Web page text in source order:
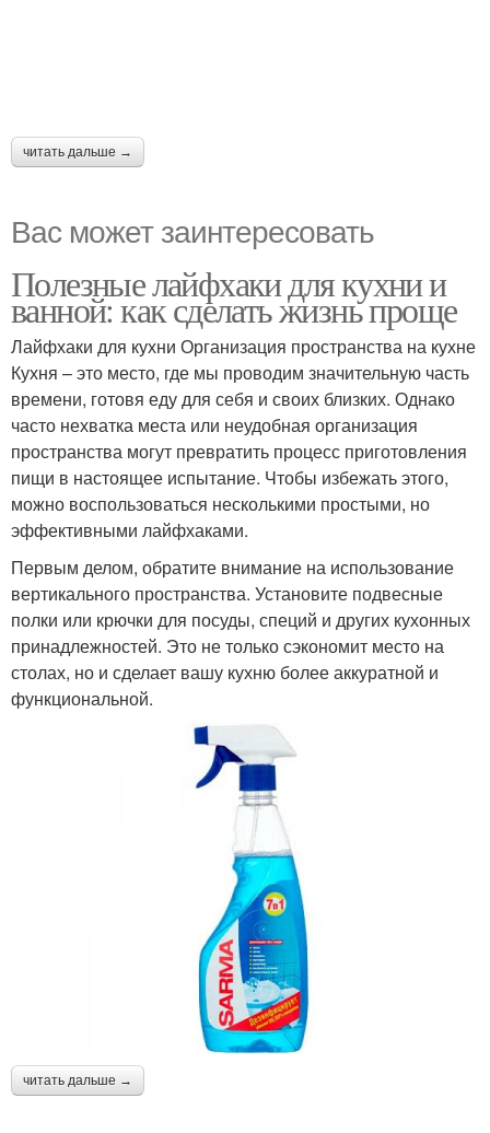
читать дальше →
Вас может заинтересовать
Полезные лайфхаки для кухни и
ванной: как сделать жизнь проще
Лайфхаки для кухни Организация пространства на кухне
Кухня – это место, где мы проводим значительную часть
времени, готовя еду для себя и своих близких. Однако
часто нехватка места или неудобная организация
пространства могут превратить процесс приготовления
пищи в настоящее испытание. Чтобы избежать этого,
можно воспользоваться несколькими простыми, но
эффективными лайфхаками.
Первым делом, обратите внимание на использование
вертикального пространства. Установите подвесные
полки или крючки для посуды, специй и других кухонных
принадлежностей. Это не только сэкономит место на
столах, но и сделает вашу кухню более аккуратной и
функциональной.
читать дальше →